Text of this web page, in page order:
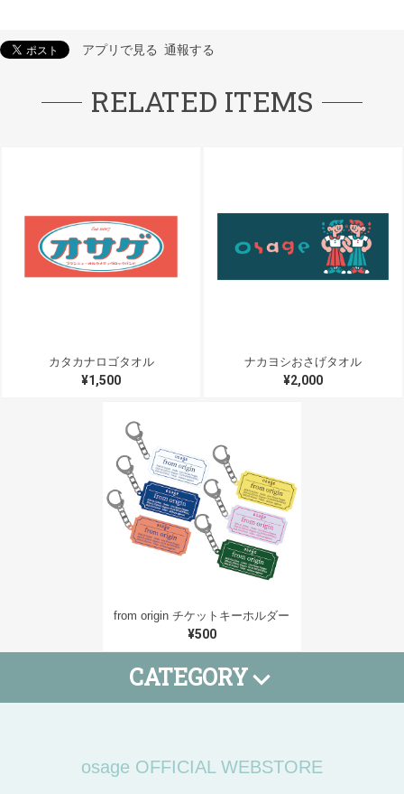
アプリで見る 通報する
RELATED ITEMS
カタカナロゴタオル
¥1,500
ナカヨシおさげタオル
¥2,000
from origin チケットキーホルダー
¥500
CATEGORY
Tシャツ タオル 小物 SALE 期間限定
osage OFFICIAL WEBSTORE